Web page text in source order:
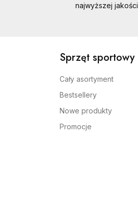
najwyższej jakości
Sprzęt sportowy
Cały asortyment
Bestsellery
Nowe produkty
Promocje